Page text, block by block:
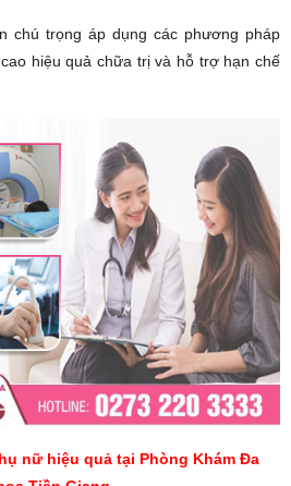
chú trọng áp dụng các phương pháp
hiệu quả chữa trị và hỗ trợ hạn chế
nữ hiệu quả tại Phòng Khám Đa